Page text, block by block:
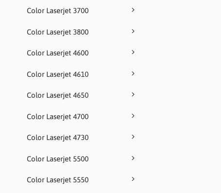
Color Laserjet 3700
Color Laserjet 3800
Color Laserjet 4600
Color Laserjet 4610
Color Laserjet 4650
Color Laserjet 4700
Color Laserjet 4730
Color Laserjet 5500
Color Laserjet 5550